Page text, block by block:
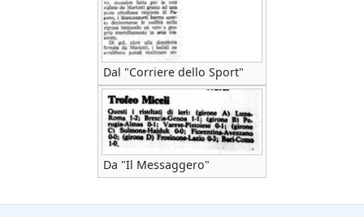
Dal "Corriere dello Sport"
Da "Il Messaggero"